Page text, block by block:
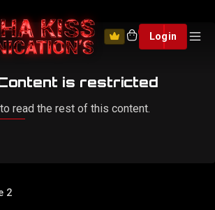
Login
is restricted
to read the rest of this content.
2